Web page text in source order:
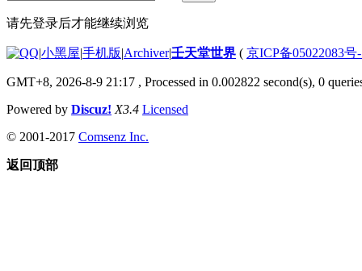
请先登录后才能继续浏览
|小黑屋|手机版|Archiver|壬天堂世界 ( 京ICP备05022083号
GMT+8, 2026-8-9 21:17 , Processed in 0.002822 second(s), 0
Powered by Discuz! X3.4 Licensed
© 2001-2017 Comsenz Inc.
返回顶部